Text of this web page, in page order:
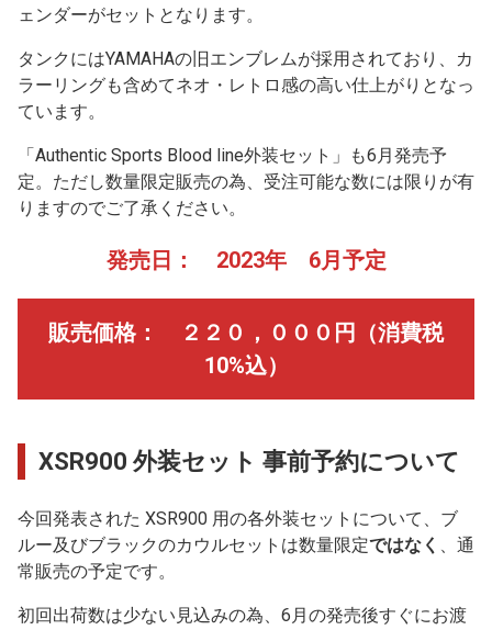
ェンダーがセットとなります。
タンクにはYAMAHAの旧エンブレムが採用されており、カ
ラーリングも含めてネオ・レトロ感の高い仕上がりとなっ
ています。
「Authentic Sports Blood line外装セット」も6月発売予
定。ただし数量限定販売の為、受注可能な数には限りが有
りますのでご了承ください。
発売日： 2023年 6月予定
販売価格： ２２０，０００円（消費税
10%込）
XSR900 外装セット 事前予約について
今回発表された XSR900 用の各外装セットについて、ブ
ルー及びブラックのカウルセットは数量限定ではなく 、通
常販売の予定です。
初回出荷数は少ない見込みの為、6月の発売後すぐにお渡